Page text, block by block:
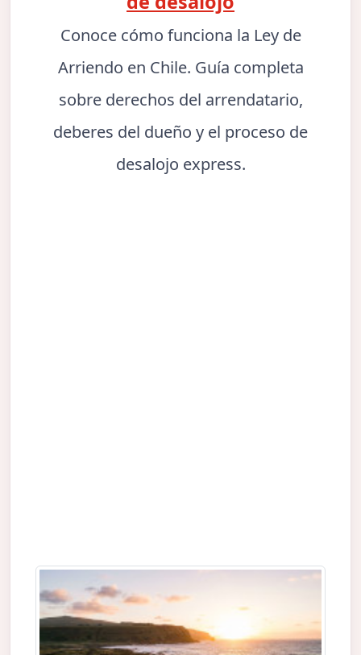
Conoce cómo funciona la Ley de
Arriendo en Chile. Guía completa
sobre derechos del arrendatario,
deberes del dueño y el proceso de
desalojo express.